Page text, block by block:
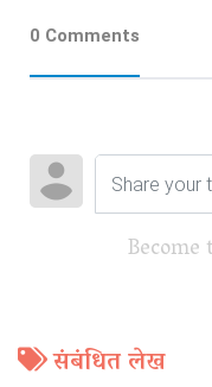
0 Comments
संबंधित लेख